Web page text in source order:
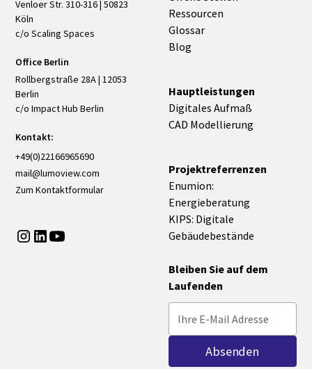
Venloer Str. 310-316 | 50823
Köln
c/o Scaling Spaces
Office Berlin
Rollbergstraße 28A | 12053
Berlin
c/o Impact Hub Berlin
Kontakt:
+49(0)22166965690
mail@lumoview.com
Zum Kontaktformular
Ressourcen
Glossar
Blog
Hauptleistungen
Digitales Aufmaß
CAD Modellierung
Projektreferrenzen
Enumion:
Energieberatung
KIPS: Digitale
Gebäudebestände
Bleiben Sie auf dem
Laufenden